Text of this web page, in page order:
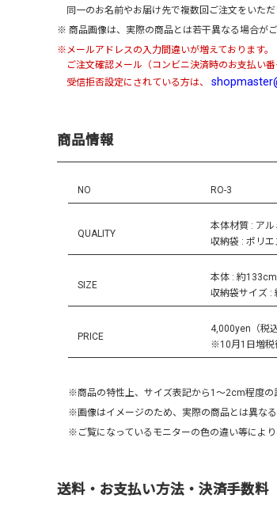
同一のお名前やお届け先で複数回ご注文をいた
※ 商品画像は、実際の商品とは若干異なる場合が
※メールアドレスの入力間違いが増えております。
ご注文確認メール（コンビニ決済時のお支払い
受信拒否設定にされている方は、
商品情報
NO RO-3
QUALITY
本体材質 : ア
収納袋 : ポリエ
SIZE
本体 : 約
収納袋サイズ :
PRICE
4,000yen（税込
※10月1日増税
※商品の特性上、サイズ表記から1～2cm程度の
※画像はイメージのため、実際の商品とは異なる
※ご覧になっているモニターの色の違い等によ
送料・お支払い方法・決済手数料